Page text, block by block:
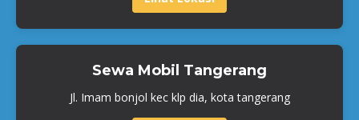
Sewa Mobil Tangerang
Jl. Imam bonjol kec klp dia, kota tangerang